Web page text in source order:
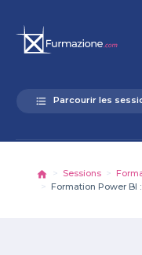
format_list_bulleted Parcourir les
Sessions
Formation Power BI